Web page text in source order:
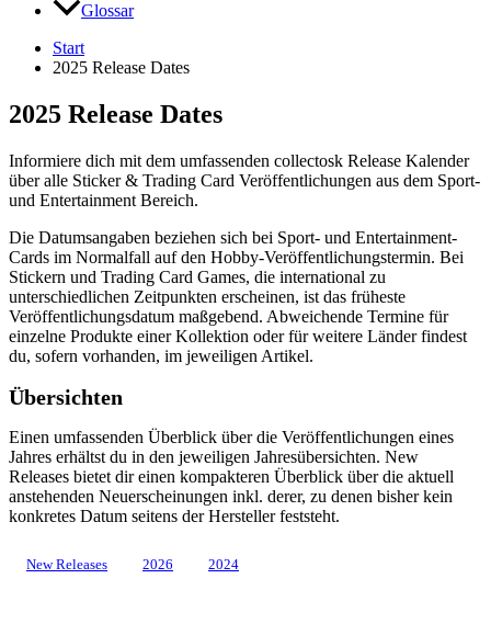
Glossar
Start
2025 Release Dates
2025 Release Dates
Informiere dich mit dem umfassenden collectosk Release Kalender
über alle Sticker & Trading Card Veröffentlichungen aus dem Sport-
und Entertainment Bereich.
Die Datumsangaben beziehen sich bei Sport- und Entertainment-
Cards im Normalfall auf den Hobby-Veröffentlichungstermin. Bei
Stickern und Trading Card Games, die international zu
unterschiedlichen Zeitpunkten erscheinen, ist das früheste
Veröffentlichungsdatum maßgebend. Abweichende Termine für
einzelne Produkte einer Kollektion oder für weitere Länder findest
du, sofern vorhanden, im jeweiligen Artikel.
Übersichten
Einen umfassenden Überblick über die Veröffentlichungen eines
Jahres erhältst du in den jeweiligen Jahresübersichten. New
Releases bietet dir einen kompakteren Überblick über die aktuell
anstehenden Neuerscheinungen inkl. derer, zu denen bisher kein
konkretes Datum seitens der Hersteller feststeht.
New Releases 2026 2024